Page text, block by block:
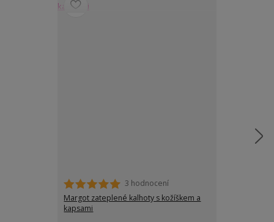
3 hodnocení
Margot zateplené kalhoty s kožíškem a
kapsami